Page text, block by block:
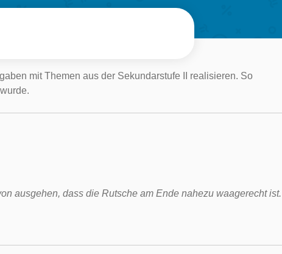
mit Themen aus der Sekundarstufe II realisieren. So
ausgehen, dass die Rutsche am Ende nahezu waagerecht ist.